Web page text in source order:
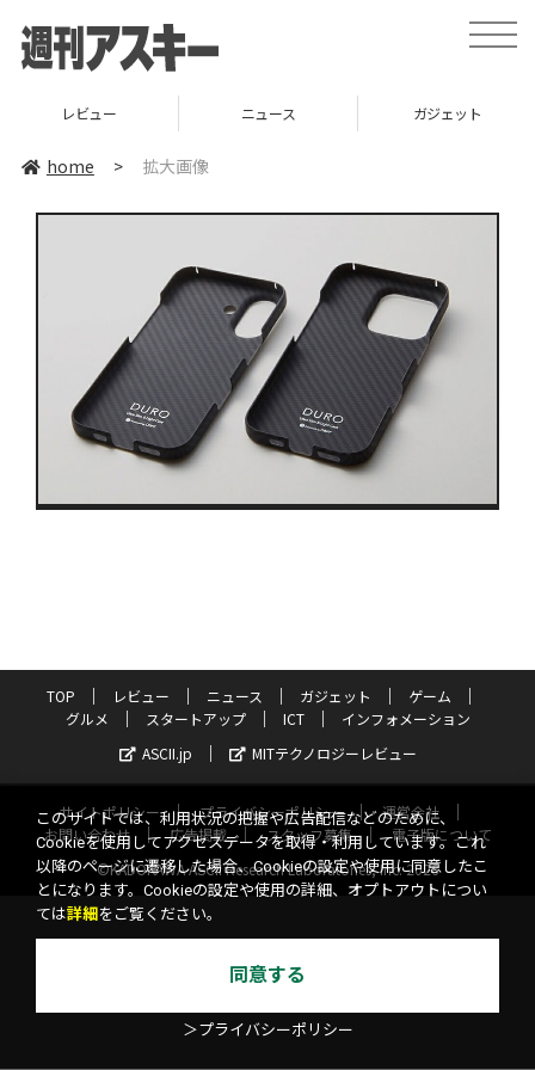
toggle
レビュー ニュース ガジェット
home > 拡大画像
TOP レビュー ニュース ガジェット
ゲーム
グルメ
スタートアップ ICT
インフォメーション
ASCII.jp
MITテクノロジーレビュー
サイトポリシー プライバシーポリシー
運営会社
お問い合わせ
広告掲載 スタッフ募集
電子版について
©KADOKAWA ASCII Research Laboratories, Inc. 2026
このサイトでは、利用状況の把握や広告配信などのために、
Cookieを使用してアクセスデータを取得・利用しています。これ
以降のページに遷移した場合、Cookieの設定や使用に同意したこ
とになります。Cookieの設定や使用の詳細、オプトアウトについ
ては詳細 をご覧ください。
同意する
＞プライバシーポリシー